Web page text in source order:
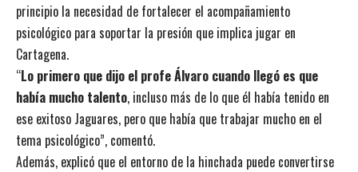
principio la necesidad de fortalecer el acompañamiento
psicológico para soportar la presión que implica jugar en
Cartagena.
“Lo primero que dijo el profe Álvaro cuando llegó es que
había mucho talento, incluso más de lo que él había tenido en
ese exitoso Jaguares, pero que había que trabajar mucho en el
tema psicológico”, comentó.
Además, explicó que el entorno de la hinchada puede convertirse